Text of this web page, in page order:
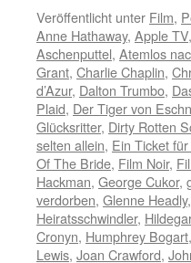
Veröffentlicht unter Film,
Anne Hathaway, Apple TV,
Aschenputtel, Atemlos
Grant, Charlie Chaplin,
d’Azur, Dalton Trumbo,
Plaid, Der Tiger von
Glücksritter, Dirty Rotten
selten allein, Ein Ticket
Of The Bride, Film Noir,
Hackman, George Cukor,
verdorben, Glenne Headly,
Heiratsschwindler,
Cronyn, Humphrey Bogart,
Lewis, Joan Crawford,